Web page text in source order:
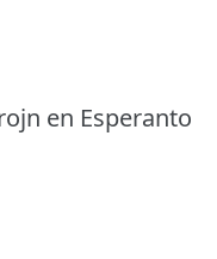
en Esperanto